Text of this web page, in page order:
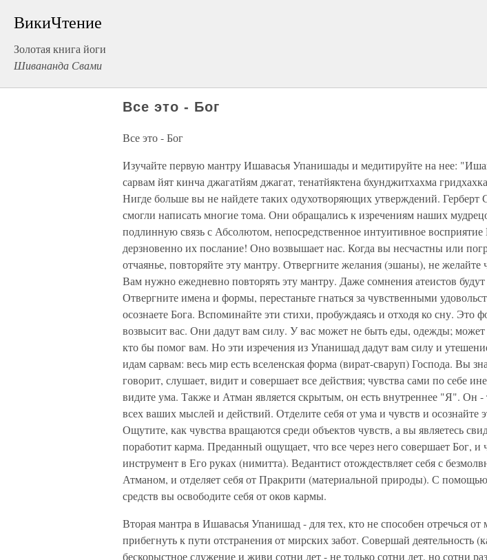
ВикиЧтение
Золотая книга йоги
Шивананда Свами
Все это - Бог
Все это - Бог
Изучайте первую мантру Ишавасья Упанишады и медитируйте на нее:
сарвам йят кинча джагатйям джагат, тенатйяктена бхунджитхахма
Нигде больше вы не найдете таких одухотворяющих утверждений. Герберт
смогли написать многие тома. Они обращались к изречениям наших
подлинную связь с Абсолютом, непосредственное интуитивное
дерзновенно их послание! Оно возвышает нас. Когда вы несчастны или
отчаянье, повторяйте эту мантру. Отвергните желания (эшаны), не желайте
Вам нужно ежедневно повторять эту мантру. Даже сомнения атеистов будут
Отвергните имена и формы, перестаньте гнаться за чувственными
осознаете Бога. Вспоминайте эти стихи, пробуждаясь и отходя ко сну. Это
возвысит вас. Они дадут вам силу. У вас может не быть еды, одежды; может
кто бы помог вам. Но эти изречения из Упанишад дадут вам силу и
идам сарвам: весь мир есть вселенская форма (вират-сваруп) Господа. Вы
говорит, слушает, видит и совершает все действия; чувства сами по себе
видите ума. Также и Атман является скрытым, он есть внутреннее "Я". Он -
всех ваших мыслей и действий. Отделите себя от ума и чувств и осознайте
Ощутите, как чувства вращаются среди объектов чувств, а вы являетесь
поработит карма. Преданный ощущает, что все через него совершает Бог, и
инструмент в Его руках (нимитта). Ведантист отождествляет себя с
Атманом, и отделяет себя от Пракрити (материальной природы). С
средств вы освободите себя от оков кармы.
Вторая мантра в Ишавасья Упанишад - для тех, кто не способен отречься от
прибегнуть к пути отстранения от мирских забот. Совершай деятельность
бескорыстное служение и живи сотни лет - не только сотни лет, но сотни